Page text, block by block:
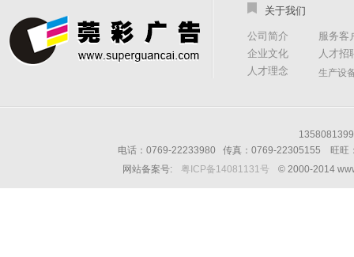
关于我们
公司简介
服务客
企业文化
人才招
人才理念
生产设
电话：0769-22233980 传真：0769-22305155 旺
网站备案号:
粤ICP备14081131号 © 2000-2014